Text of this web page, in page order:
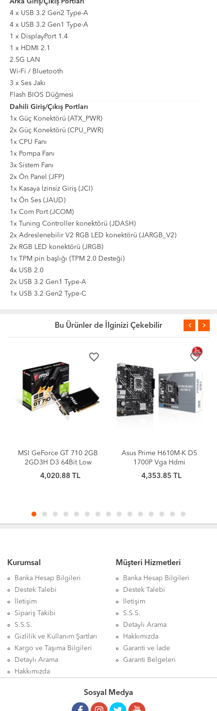
Arka Giriş/Çıkış Portları
4 x USB 3.2 Gen2 Type-A
4 x USB 3.2 Gen1 Type-A
1 x DisplayPort 1.4
1 x HDMI 2.1
2.5G LAN
Wi-Fi / Bluetooth
3 x Ses Jakı
Flash BIOS Düğmesi
Dahili Giriş/Çıkış Portları
1x Güç Konektörü (ATX_PWR)
2x Güç Konektörü (CPU_PWR)
1x CPU Fanı
1x Pompa Fanı
3x Sistem Fanı
2x Ön Panel (JFP)
1x Kasaya İzinsiz Giriş (JCI)
1x Ön Ses (JAUD)
1x Com Port (JCOM)
1x Tuning Controller konektörü (JDASH)
2x Adreslenebilir V2 RGB LED konektörü (JARGB_V2)
2x RGB LED konektörü (JRGB)
1x TPM pin başlığı (TPM 2.0 Desteği)
4x USB 2.0
2x USB 3.2 Gen1 Type-A
1x USB 3.2 Gen2 Type-C
Bu Ürünler de İlginizi Çekebilir
favorite_border
MSI GeForce GT 710 2GB
2GD3H D3 64Bit Low
Profile
4,020.88 TL
favorite_border
Asus Prime H610M-K D5
1700P Vga Hdmi
4,353.85 TL
Kurumsal
Banka Hesap Bilgileri
Destek Talebi
İletişim
Sipariş Takibi
S.S.S.
Gizlilik ve Kullanım Şartları
Kargo ve Taşıma Bilgileri
Detaylı Arama
Hakkımızda
Müşteri Hizmetleri
Banka Hesap Bilgileri
Destek Talebi
İletişim
S.S.S.
Detaylı Arama
Hakkımızda
Garanti ve İade
Garanti Belgeleri
Sosyal Medya